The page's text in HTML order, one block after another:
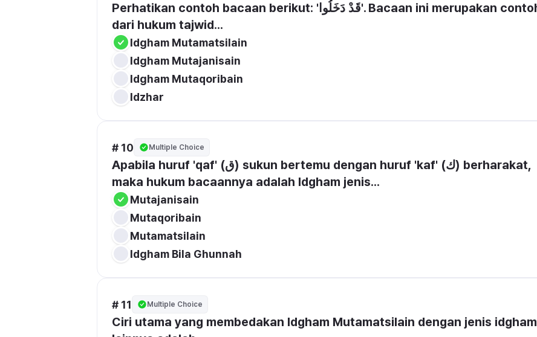
Perhatikan contoh bacaan berikut: 'قَدْ دَخَلُوا'. Bacaan ini merupakan contoh
dari hukum tajwid...
Idgham Mutamatsilain
Idgham Mutajanisain
Idgham Mutaqoribain
Idzhar
# 10 Multiple Choice
Apabila huruf 'qaf' (ق) sukun bertemu dengan huruf 'kaf' (ك) berharakat,
maka hukum bacaannya adalah Idgham jenis...
Mutajanisain
Mutaqoribain
Mutamatsilain
Idgham Bila Ghunnah
# 11 Multiple Choice
Ciri utama yang membedakan Idgham Mutamatsilain dengan jenis idgham